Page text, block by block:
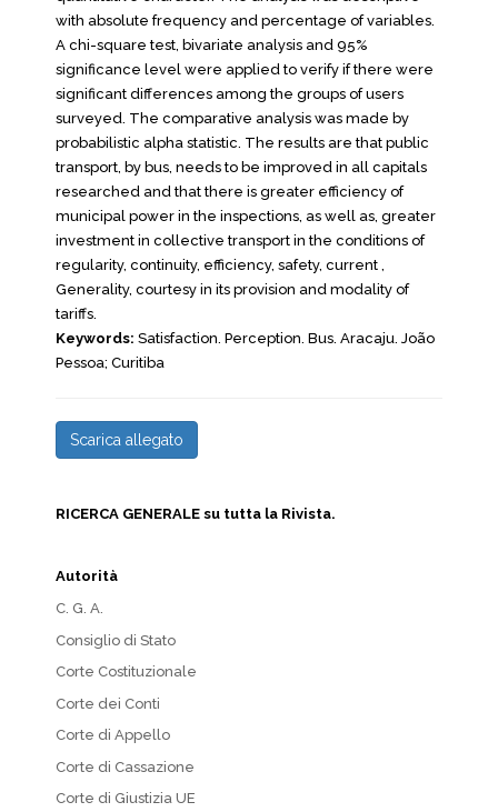
with absolute frequency and percentage of variables.
A chi-square test, bivariate analysis and 95%
significance level were applied to verify if there were
significant differences among the groups of users
surveyed. The comparative analysis was made by
probabilistic alpha statistic. The results are that public
transport, by bus, needs to be improved in all capitals
researched and that there is greater efficiency of
municipal power in the inspections, as well as, greater
investment in collective transport in the conditions of
regularity, continuity, efficiency, safety, current ,
Generality, courtesy in its provision and modality of
tariffs.
Keywords: Satisfaction. Perception. Bus. Aracaju. João
Pessoa; Curitiba
Scarica allegato
RICERCA GENERALE su tutta la Rivista.
Autorità
C. G. A.
Consiglio di Stato
Corte Costituzionale
Corte dei Conti
Corte di Appello
Corte di Cassazione
Corte di Giustizia UE